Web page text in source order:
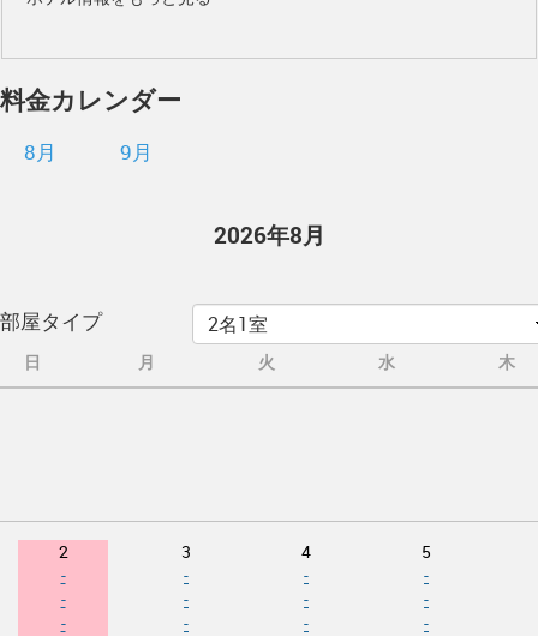
料金カレンダー
8月 9月
2026年8月
部屋タイプ
日 月 火 水 木
2
-
-
-
3
-
-
-
4
-
-
-
5
-
-
-